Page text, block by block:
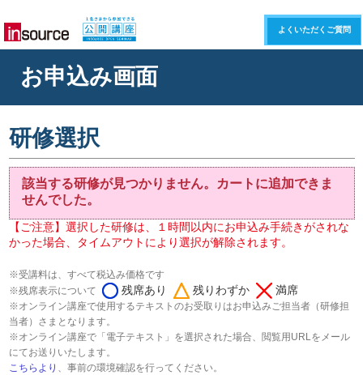
よくいただくご質問
お申込み画面
研修選択
該当する研修が見つかりません。カートに追加できま
せんでした。
【ご注意】選択した研修は、１時間以内にお申込み手続きがされな
かった場合、タイムアウトにより選択が解除されます。
※受講料は、すべて税込み価格です
※残席表示について
残席あり 残りわずか 満席
※オンライン講座で使用するテキストのお受取りはお申込みご担当者（研修担
当者）さまとなります。
※オンライン講座で「電子テキスト」を選択された場合、閲覧用URLをメール
にてお送りいたします。
こちらより 、事前の環境確認を行ってください。